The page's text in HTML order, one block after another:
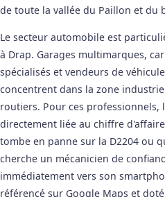
de toute la vallée du Paillon et du
Le secteur automobile est
à Drap. Garages multimarques,
spécialisés et vendeurs de
concentrent dans la zone
routiers. Pour ces professionnels,
directement liée au chiffre
tombe en panne sur la D2204 ou
cherche un mécanicien de
immédiatement vers son
référencé sur Google Maps et